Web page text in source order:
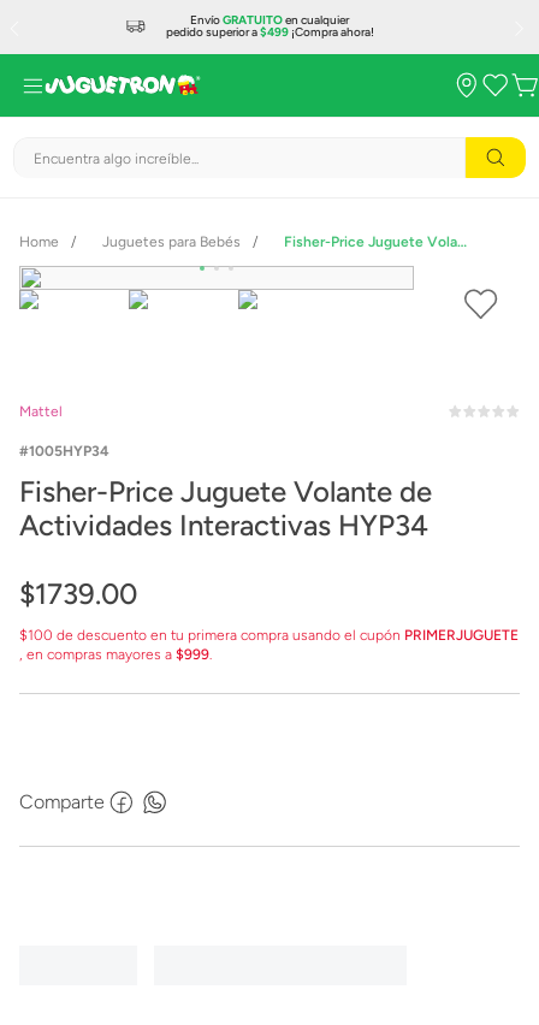
EnvíoGRATUITOen cualquier
pedido superior a$499¡Compra ahora!
Encuentra algo increíble...
Juguetes para Bebés Fisher-Price Juguete Volante de Actividades Interactivas HYP34
Mattel
1005HYP34
Fisher-Price Juguete Volante de
Actividades Interactivas HYP34
$1739.00
$100 de descuento en tu primera compra usando el cupón PRIMERJUGUETE
, en compras mayores a $999.
Comparte